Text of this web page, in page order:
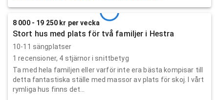
8 000 - 19 250 kr per vecka
Stort hus med plats för två familjer i Hestra
10-11 sängplatser
1 recensioner, 4 stjärnor i snittbetyg
Ta med hela familjen eller varför inte era bästa kompisar till
detta fantastiska ställe med massor av plats för skoj. I vårt
rymliga hus finns det...